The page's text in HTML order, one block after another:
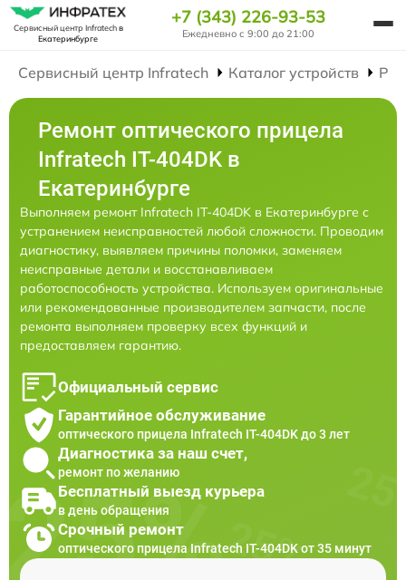
Сервисный центр Infratechв
Екатеринбурге
+7 (343) 226-93-53
Ежедневно с 9:00 до 21:00
Сервисный центр Infratech Каталог устройств
Ремонт оптического прицела
Infratech IT-404DK в
Екатеринбурге
Выполняем ремонт Infratech IT-404DK в Екатеринбурге с
устранением неисправностей любой сложности. Проводим
диагностику, выявляем причины поломки, заменяем
неисправные детали и восстанавливаем
работоспособность устройства. Используем оригинальные
или рекомендованные производителем запчасти, после
ремонта выполняем проверку всех функций и
предоставляем гарантию.
Официальный сервис
Гарантийное обслуживание
оптического прицела Infratech IT-404DK до 3 лет
Диагностика за наш счет,
ремонт по желанию
Бесплатный выезд курьера
в день обращения
Срочный ремонт
оптического прицела Infratech IT-404DK от 35 минут